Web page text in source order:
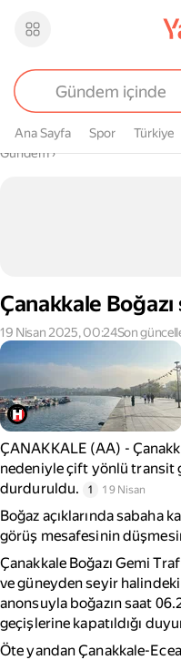
Ana Sayfa Spor Türkiye
Buradasın
Gündem›
Çanakkale
19 Nisan 2025, 00:24Son
ÇANAKKALE (AA) -
nedeniyle çift yönlü transit
durduruldu.
1 19 Nisan
Boğaz açıklarında sabaha
görüş mesafesinin
Çanakkale Boğazı Gemi
ve güneyden seyir
anonsuyla boğazın saat
geçişlerine kapatıldığı
Öte yandan Çanakkale-